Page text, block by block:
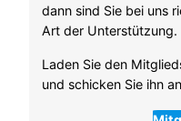
dann sind Sie bei uns
Art der Unterstützung.
Laden Sie den
und schicken Sie ihn